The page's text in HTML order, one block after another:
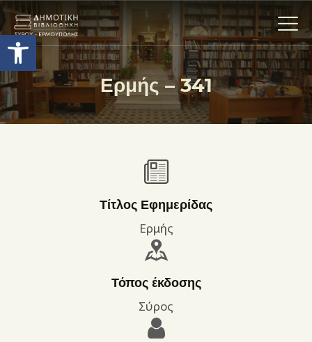
Ανοίξτε τη γραμμή εργαλείων
Ερμής – 341
Η ΒΙΒΛΙΟΘΗΚΗ
ΟΙ ΣΥΛΛΟΓΈΣ
ΔΡΑΣΤΗΡΙΟΤΗΤΕΣ
ΕΠΙΚΟΙΝΩΝΊΑ
ΌΡΟΙ ΧΡΉΣΗΣ
Τίτλος Εφημερίδας
Ερμής
Τόπος έκδοσης
Σύρος